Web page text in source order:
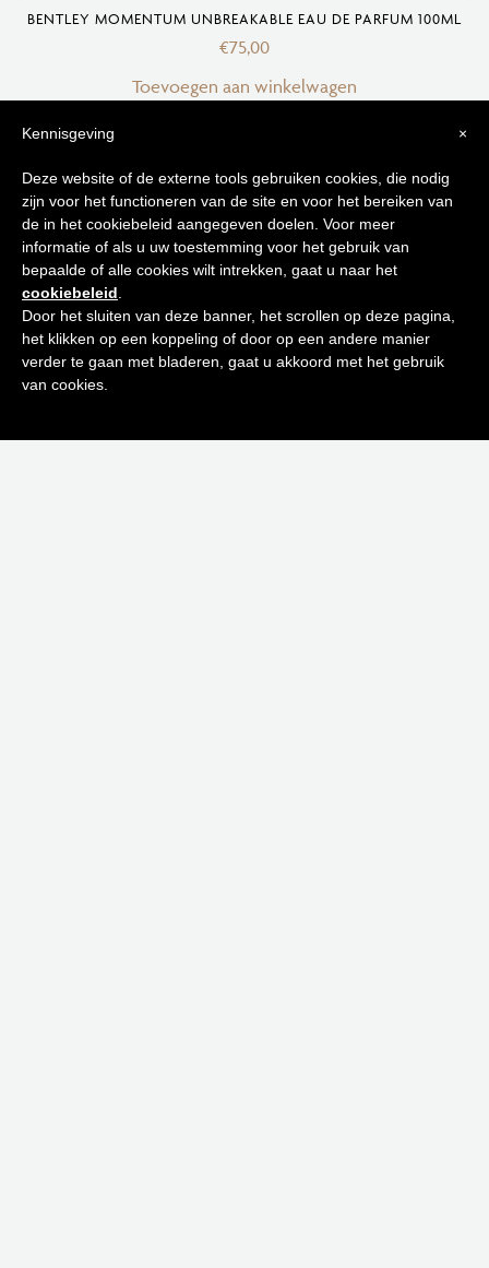
BENTLEY MOMENTUM UNBREAKABLE EAU DE PARFUM 100ML
€75,00
Toevoegen aan winkelwagen
Tips voor
een stralende huid
Schrijf je in op onze nieuwsbrief en
ontvang de beste tips en promoties
Inschrijven
×
Kennisgeving
Deze website of de externe tools gebruiken cookies, die nodig
zijn voor het functioneren van de site en voor het bereiken van
de in het cookiebeleid aangegeven doelen. Voor meer
informatie of als u uw toestemming voor het gebruik van
bepaalde of alle cookies wilt intrekken, gaat u naar het
cookiebeleid
Door het sluiten van deze banner, het scrollen op deze pagina,
het klikken op een koppeling of door op een andere manier
verder te gaan met bladeren, gaat u akkoord met het gebruik
van cookies.